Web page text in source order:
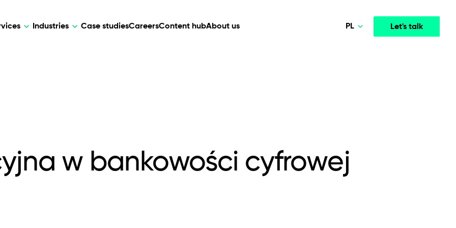
Industries Case studiesCareersContent hubAbout us Let's talk
PL
w bankowości cyfrowej